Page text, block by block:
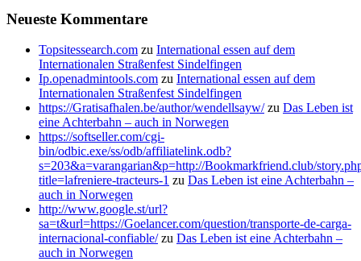
Neueste Kommentare
Topsitessearch.com zu International essen auf dem
Internationalen Straßenfest Sindelfingen
Ip.openadmintools.com zu International essen auf dem
Internationalen Straßenfest Sindelfingen
https://Gratisafhalen.be/author/wendellsayw/zu Das Leben ist
eine Achterbahn – auch in Norwegen
https://softseller.com/cgi-
bin/odbic.exe/ss/odb/affiliatelink.odb?
s=203&a=varangarian&p=http://Bookmarkfriend.club/
title=lafreniere-tracteurs-1 zu Das Leben ist eine Achterbahn –
auch in Norwegen
http://www.google.st/url?
sa=t&url=https://Goelancer.com/question/transporte-de-carga-
internacional-confiable/zu Das Leben ist eine Achterbahn –
auch in Norwegen